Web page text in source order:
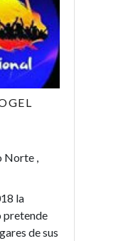
,
la
pretende
de sus